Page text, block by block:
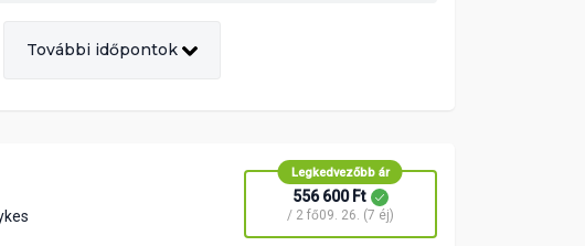
További időpontok
Legkedvezőbb ár
556 600 Ft
/ 2 fő09. 26. (7 éj)